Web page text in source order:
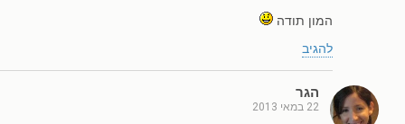
המון תודה
להגיב
הגר
22 במאי 2013